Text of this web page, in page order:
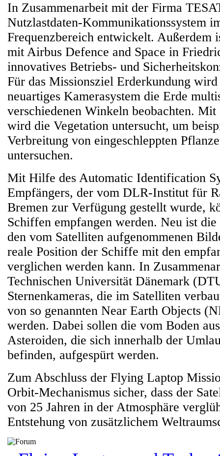
In Zusammenarbeit mit der Firma
Nutzlastdaten-Kommunikationssystem
Frequenzbereich entwickelt. Außerdem
mit Airbus Defence and Space in
innovatives Betriebs- und
Für das Missionsziel Erderkundung
neuartiges Kamerasystem die Erde
verschiedenen Winkeln beobachten.
wird die Vegetation untersucht, um
Verbreitung von eingeschleppten
untersuchen.
Mit Hilfe des Automatic Identification
Empfängers, der vom DLR-Institut für
Bremen zur Verfügung gestellt wurde,
Schiffen empfangen werden. Neu ist
den vom Satelliten aufgenommenen
reale Position der Schiffe mit den
verglichen werden kann. In
Technischen Universität Dänemark
Sternenkameras, die im Satelliten
von so genannten Near Earth Objects
werden. Dabei sollen die vom Boden
Asteroiden, die sich innerhalb der
befinden, aufgespürt werden.
Zum Abschluss der Flying Laptop
Orbit-Mechanismus sicher, dass der
von 25 Jahren in der Atmosphäre
Entstehung von zusätzlichem